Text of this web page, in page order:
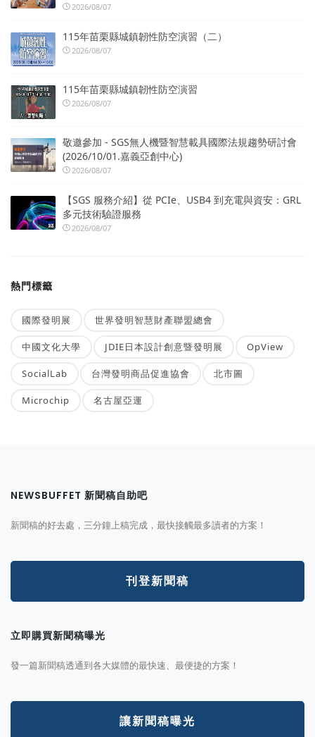
2026/08/07
115年苗栗縣城鎮韌性防空演習（二）
2026/08/07
115年苗栗縣城鎮韌性防空演習
2026/08/07
敬邀參加 - SGS無人機暨智慧載具國際法規趨勢研討會
(2026/10/01.嘉義亞創中心)
2026/08/07
【SGS 服務介紹】從 PCIe、USB4 到充電與資安：GRL
多元技術驗證服務
2026/08/07
熱門標籤
國際發明展 世界發明智慧財產聯盟總會
中國文化大學 JDIE日本設計創意暨發明展 OpView
SocialLab 台灣發明商品促進協會 北市圖
Microchip 名古屋亞運
NEWSBUFFET 新聞稿自助吧
新聞稿的好去處，三分鐘上稿完成，最快接觸最多讀者的方案！
刊登新聞稿
立即購買新聞稿曝光
發一篇新聞稿透通到各大媒體的最快速、最便捷的方案！
讓新聞稿曝光